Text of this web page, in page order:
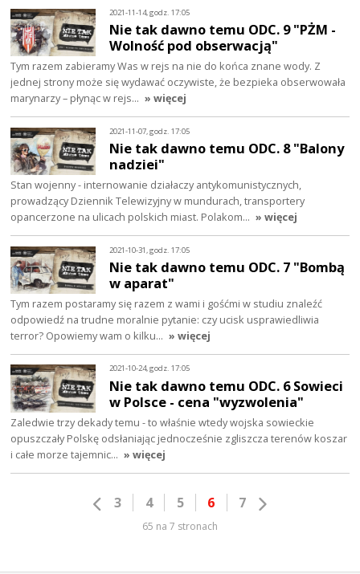
2021-11-14, godz. 17:05
Nie tak dawno temu ODC. 9 "PŻM -
Wolność pod obserwacją"
Tym razem zabieramy Was w rejs na nie do końca znane wody. Z
jednej strony może się wydawać oczywiste, że bezpieka obserwowała
marynarzy – płynąc w rejs… » więcej
2021-11-07, godz. 17:05
Nie tak dawno temu ODC. 8 "Balony
nadziei"
Stan wojenny - internowanie działaczy antykomunistycznych,
prowadzący Dziennik Telewizyjny w mundurach, transportery
opancerzone na ulicach polskich miast. Polakom… » więcej
2021-10-31, godz. 17:05
Nie tak dawno temu ODC. 7 "Bombą
w aparat"
Tym razem postaramy się razem z wami i gośćmi w studiu znaleźć
odpowiedź na trudne moralnie pytanie: czy ucisk usprawiedliwia
terror? Opowiemy wam o kilku… » więcej
2021-10-24, godz. 17:05
Nie tak dawno temu ODC. 6 Sowieci
w Polsce - cena "wyzwolenia"
Zaledwie trzy dekady temu - to właśnie wtedy wojska sowieckie
opuszczały Polskę odsłaniając jednocześnie zgliszcza terenów koszar
i całe morze tajemnic… » więcej
3 4 5 6 7
65 na 7 stronach